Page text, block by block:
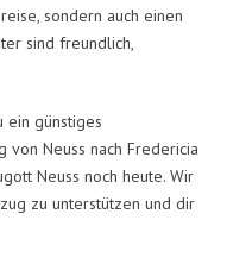
sondern auch einen
sind freundlich,
ein günstiges
von Neuss nach Fredericia
Neuss noch heute. Wir
zu unterstützen und dir